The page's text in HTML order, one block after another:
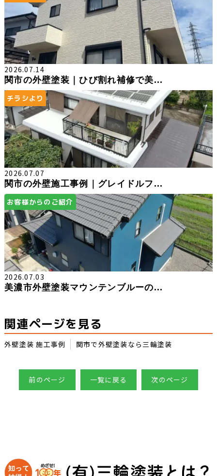
2026.07.14
関市の外壁塗装｜ひび割れ補修で美...
チラシより
2026.07.07
関市の外壁施工事例｜グレイドルフ...
お客様からのご紹介
2026.07.03
美濃市外壁塗装マウンテンブルーの...
関連ページを見る
外壁塗装 施工事例 関市で外壁塗装なら三輪塗装
前のページ 一覧に戻る 次のページ